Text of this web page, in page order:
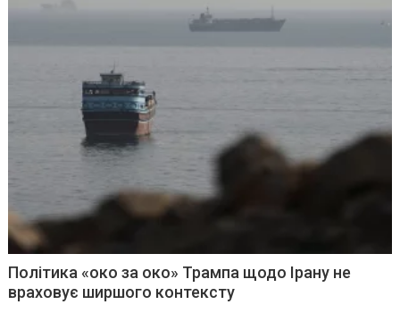
Політика «око за око» Трампа щодо Ірану не
враховує ширшого контексту